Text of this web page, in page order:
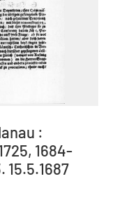
:
1684-
15.5.1687